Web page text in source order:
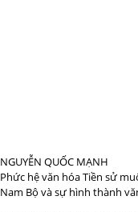
NGUYỄN QUỐC MẠNH
Phức hệ văn hóa Tiền sử
Nam Bộ và sự hình thành